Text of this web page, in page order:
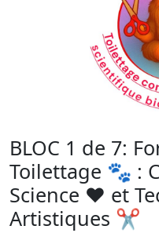
BLOC 1 de 7:
Toilettage 🐾 :
Science ❤️ et
Artistiques ✂️